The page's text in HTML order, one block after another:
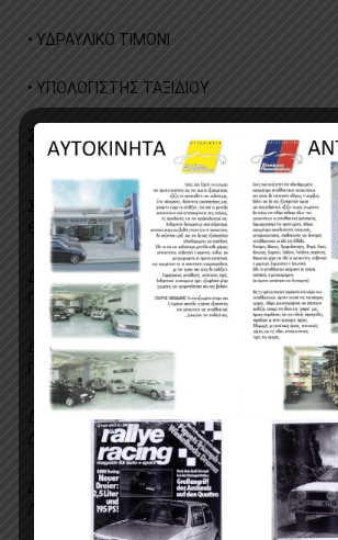
• ΥΔΡΑΥΛΙΚΟ ΤΙΜΟΝΙ
• ΥΠΟΛΟΓΙΣΤΗΣ ΤΑΞΙΔΙΟΥ
ΣΤΗΝ ΤΙΜΗ ΔΕΝ ΣΥΜΠΕΡΙΛΑΜΒΑΝΟΝΤΑΙ
ΜΕΤΑΒΙΒΑΣΗΣ ΚΑΙ ΤΕΛΗ ΚΥΚΛΟΦΟΡΙΑΣ
ΣΟΚ!!!!!!!!ΔΥΝΑΤΟΤΗΤΑ ΜΕ
60 ΜΗΝΕΣ ΕΞΟΦΛΗΣΗ
ΔΥΝΑΤΟΤΗΤΑ ΜΕ ΧΡΗΜΑΤΟΔΟΤΗΣΗ ΜΕ
ΠΡΟΚΑΤΑΒΟΛΗΣ ΜΕΣΩ ΤΡΑΠΕΖΗΣ ΕΩΣ 60
ΔΥΝΑΤΟΤΗΤΑ AΓΟΡΑΣ ΜΕ ΓΡΑΜΜΑΤΙΑ
ΠΡΟΚΑΤΑΒΟΛΗΣ ΚΑΙ ΜΕΧΡΙ 24 ΜΗΝΕΣ
ΔΥΝΑΤΟΤΗΤΑ ΑΓΟΡΑΣ ΚΑΙ ΜΕ ΟΛΕΣ ΤΙΣ
ΔΕΚΤΕΣ
ΔΕΚΤΗ ΠΛΗΡΩΜΗ ME ΑΠΕΥΘΕΙΑΣ ΚΑΤΑΘΕΣΗ
ΛΟΓΑΡΙΑΣΜΟ ΚΑΙ ΜΕΣΩ Ε ΒΑΝΚΙΝG